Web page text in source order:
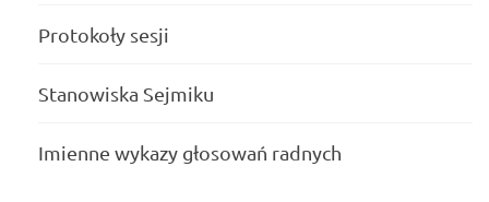
Protokoły sesji
Stanowiska Sejmiku
Imienne wykazy głosowań radnych